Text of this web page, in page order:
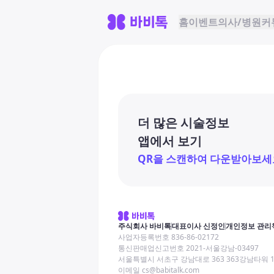
홈이벤트의사/병원커
더 많은 시술정보
앱에서 보기
QR을 스캔하여 다운받아보세
주식회사 바비톡대표이사 신정인개인정보 관리
사업자등록번호 836-86-02172
통신판매업신고번호 2021-서울강남-03497
서울특별시 서초구 강남대로 363 363강남타워
이메일 cs@babitalk.com